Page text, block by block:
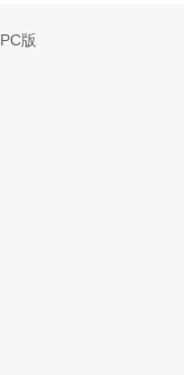
PC版